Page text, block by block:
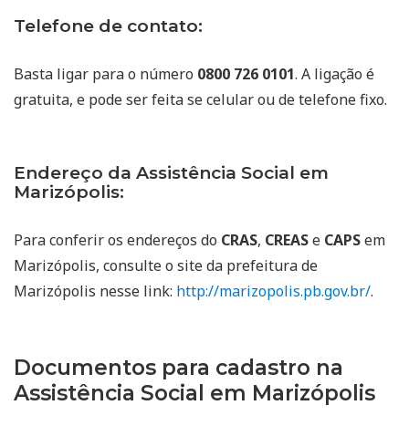
Telefone de contato:
Basta ligar para o número 0800 726 0101. A ligação é
gratuita, e pode ser feita se celular ou de telefone fixo.
Endereço da Assistência Social em
Marizópolis:
Para conferir os endereços do CRAS, CREASe CAPSem
Marizópolis, consulte o site da prefeitura de
Marizópolis nesse link: http://marizopolis.pb.gov.br/.
Documentos para cadastro na
Assistência Social em Marizópolis